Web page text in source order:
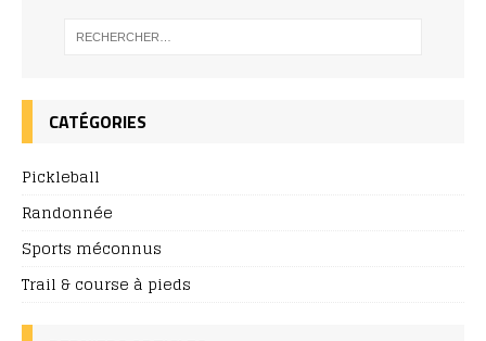
CATÉGORIES
Pickleball
Randonnée
Sports méconnus
Trail & course à pieds